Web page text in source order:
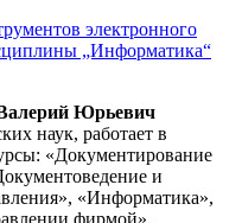
электронного
„Информатика“
Юрьевич
наук, работает в
«Документирование
и
«Информатика»,
фирмой»,